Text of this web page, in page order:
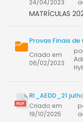
24/04/2023
MATRÍCULAS
Provas Finais
Criado em
06/02/2023
RI_AEDD_21
Criado em
19/10/2025